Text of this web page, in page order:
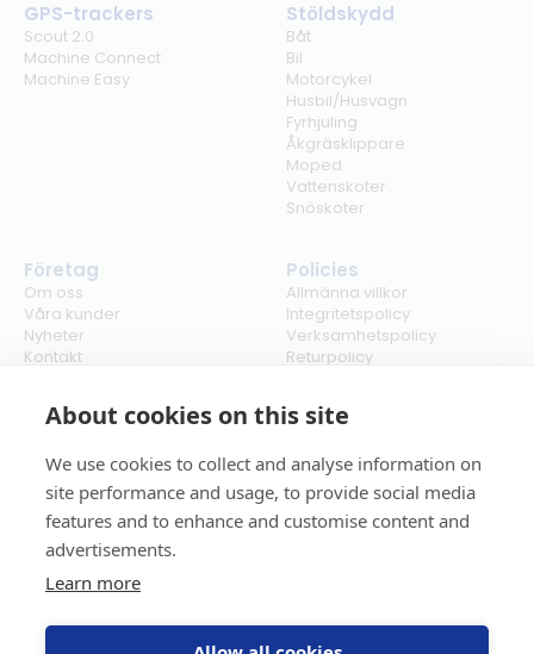
About cookies on this site
We use cookies to collect and analyse information on
site performance and usage, to provide social media
features and to enhance and customise content and
advertisements.
Learn more
GPS-trackers
Scout 2.0
Machine Connect
Machine Easy
Stöldskydd
Båt
Bil
Motorcykel
Husbil/Husvagn
Fyrhjuling
Åkgräsklippare
Moped
Vattenskoter
Snöskoter
Företag
Om oss
Våra kunder
Nyheter
Kontakt
Policies
Allmänna villkor
Integritetspolicy
Verksamhetspolicy
Returpolicy
Cookies